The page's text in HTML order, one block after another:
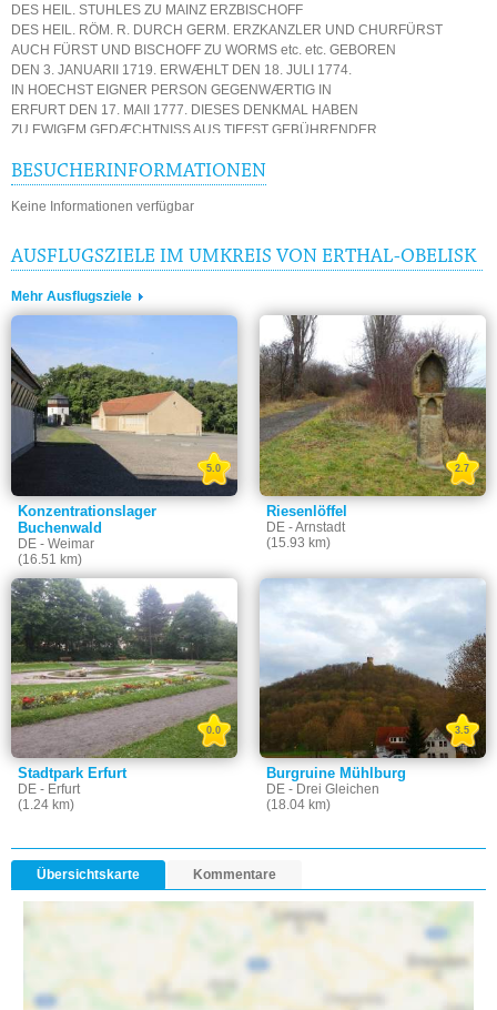
DES HEIL. STUHLES ZU MAINZ ERZBISCHOFF
DES HEIL. RÖM. R. DURCH GERM. ERZKANZLER UND CHURFÜRST
AUCH FÜRST UND BISCHOFF ZU WORMS etc. etc. GEBOREN
DEN 3. JANUARII 1719. ERWÆHLT DEN 18. JULI 1774.
IN HOECHST EIGNER PERSON GEGENWÆRTIG IN
ERFURT DEN 17. MAII 1777. DIESES DENKMAL HABEN
ZU EWIGEM GEDÆCHTNISS AUS TIEFST GEBÜHRENDER
GEGENWART SEINER CHURFÜRSTLICHEN GNADEN
ERRICHTET DIE TREUEN UNTERTHANEN
HIESIGER STADT ERFURT.
BESUCHERINFORMATIONEN
Keine Informationen verfügbar
AUSFLUGSZIELE IM UMKREIS VON ERTHAL-OBELISK
Mehr Ausflugsziele
Konzentrationslager
Buchenwald
DE - Weimar
(16.51 km)
5.0
Riesenlöffel
DE - Arnstadt
(15.93 km)
2.7
Stadtpark Erfurt
DE - Erfurt
(1.24 km)
0.0
Burgruine Mühlburg
DE - Drei Gleichen
(18.04 km)
3.5
Übersichtskarte Kommentare